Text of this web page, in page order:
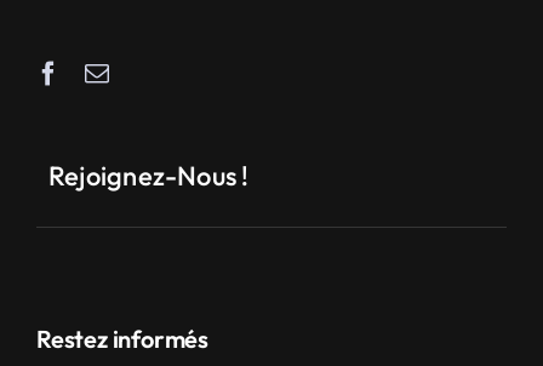
Rejoignez-Nous !
Restez informés